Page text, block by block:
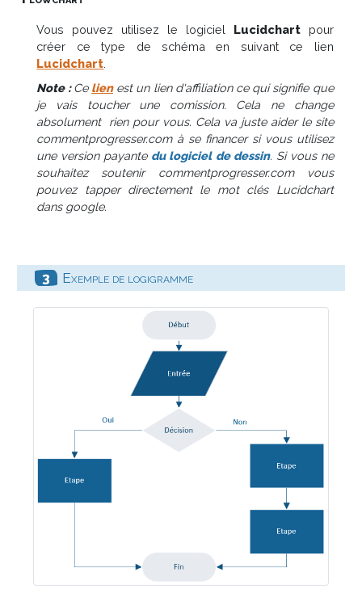
Vous pouvez utilisez le logiciel Lucidchartpour
créer ce type de schéma en suivant ce lien
Lucidchart
Note :Ce lienest un lien d'affiliation ce qui signifie que
je vais toucher une comission. Cela ne change
absolument rien pour vous. Cela va juste aider le site
commentprogresser.com à se financer si vous utilisez
une version payante du logiciel de dessin. Si vous ne
souhaitez soutenir commentprogresser.com vous
pouvez tapper directement le mot clés Lucidchart
dans google.
Exemple de logigramme